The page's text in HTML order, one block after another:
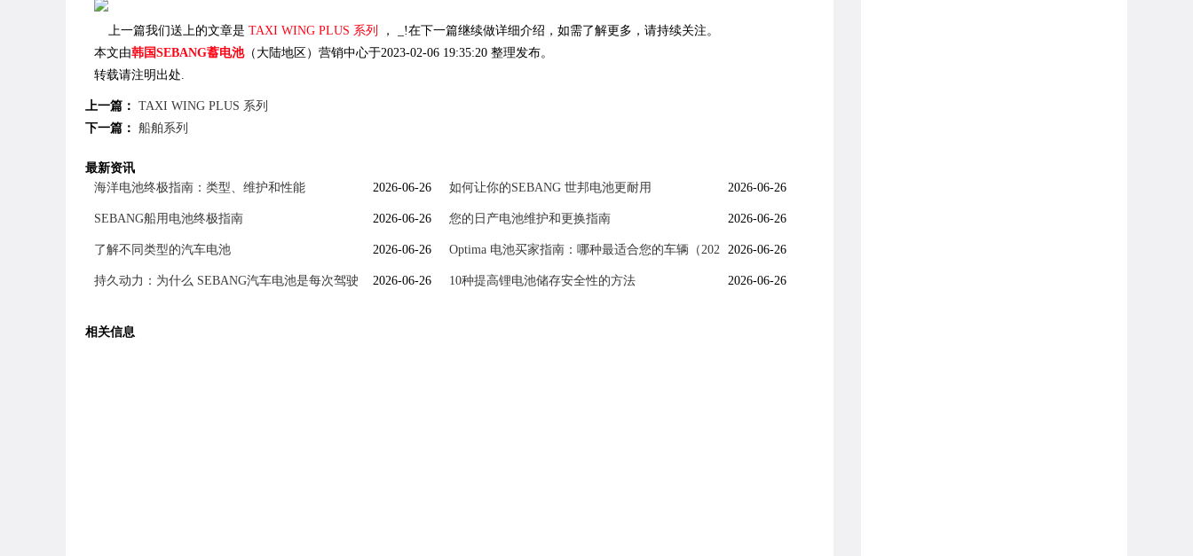
上一篇我们送上的文章是 TAXI WING PLUS 系列
， _!在下一篇继续做详细介绍，如需了解更多，请持续关注。
本文由韩国SEBANG蓄电池（大陆地区）营销中心于2023-02-06 19:35:20 整理发布。
转载请注明出处.
上一篇： TAXI WING PLUS 系列
下一篇： 船舶系列
最新资讯
海洋电池终极指南：类型、维护和性能
2026-06-26 如何让你的SEBANG 世邦电池更耐用 2026-06-26
SEBANG船用电池终极指南 2026-06-26 您的日产电池维护和更换指南 2026-06-26
了解不同类型的汽车电池 2026-06-26 Optima 电池买家指南：哪种最适合您的车辆（202 2026-06-26
持久动力：为什么 SEBANG汽车电池是每次驾驶 2026-06-26 10种提高锂电池储存安全性的方法 2026-06-26
相关信息